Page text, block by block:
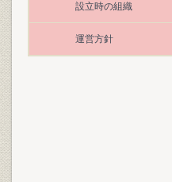
設立時の組織
運営方針